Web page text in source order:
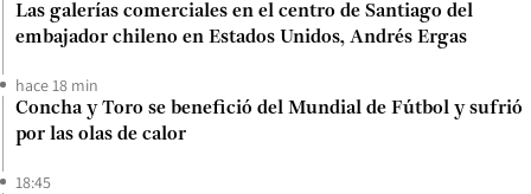
Las galerías comerciales en el centro de Santiago del
embajador chileno en Estados Unidos, Andrés Ergas
hace 18 min
Concha y Toro se benefició del Mundial de Fútbol y sufrió
por las olas de calor
18:45